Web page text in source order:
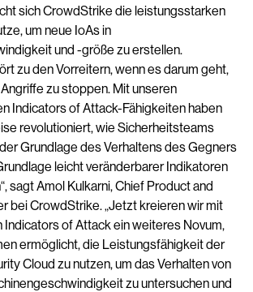
sich CrowdStrike die leistungsstarken
um neue IoAs in
und -größe zu erstellen.
zu den Vorreitern, wenn es darum geht,
zu stoppen. Mit unseren
Indicators of Attack-Fähigkeiten haben
revolutioniert, wie Sicherheitsteams
Grundlage des Verhaltens des Gegners
leicht veränderbarer Indikatoren
sagt Amol Kulkarni, Chief Product and
bei CrowdStrike. „Jetzt kreieren wir mit
of Attack ein weiteres Novum,
ermöglicht, die Leistungsfähigkeit der
Cloud zu nutzen, um das Verhalten von
zu untersuchen und